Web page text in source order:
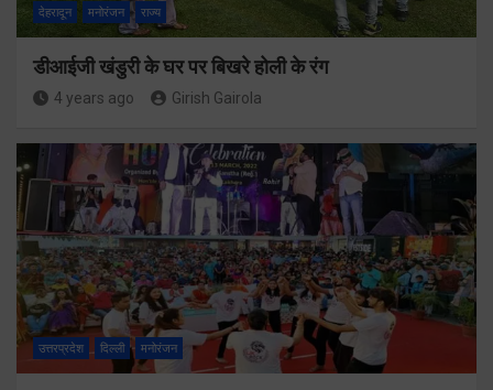
देहरादून मनोरंजन राज्य
डीआईजी खंडुरी के घर पर बिखरे होली के रंग
4 years ago Girish Gairola
उत्तरप्रदेश दिल्ली मनोरंजन